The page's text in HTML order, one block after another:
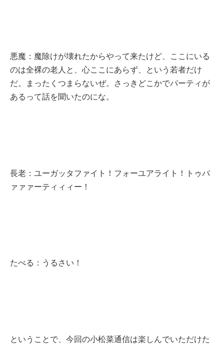
悪魔：魔除けが壊れたからやって来たけど、ここにいる
のは全裸の老人と、心ここにあらず、という若者だけ
だ。まったくつまらないぜ。さっきどこかでパーティが
あるって話を聞いたのにな。
長老：ユーガッタファイト！フォーユアライト！トゥパ
ァァァーティィィー！
たべる：うるさい！
ということで、今回の小松菜通信は楽しんでいただけた